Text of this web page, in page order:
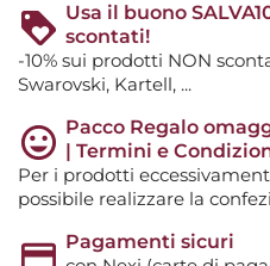
Usa il buono
scontati!
-10% sui prodotti NON
Swarovski, Kartell, ...
Pacco Regalo
| Termini e
Per i prodotti
possibile realizzare la
Pagamenti sicuri